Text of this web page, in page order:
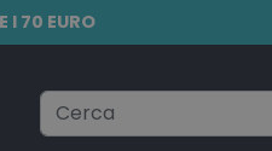
I 70 EURO